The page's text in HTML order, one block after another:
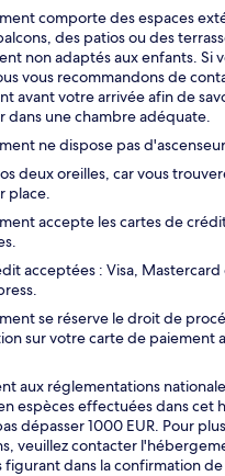
comporte des espaces
des patios ou des
non adaptés aux enfants. Si
vous recommandons de
avant votre arrivée afin de
dans une chambre adéquate.
ne dispose pas
deux oreilles, car vous
place.
accepte les cartes de
acceptées : Visa, Mastercard
se réserve le droit de
sur votre carte de paiement
aux réglementations
espèces effectuées dans cet
dépasser 1000 EUR. Pour plus
veuillez contacter
dans la confirmation